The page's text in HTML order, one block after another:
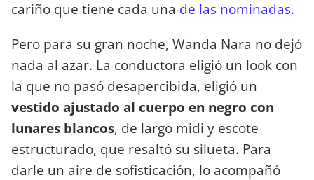
cariño que tiene cada una de las nominadas.
Pero para su gran noche, Wanda Nara no dejó
nada al azar. La conductora eligió un look con
la que no pasó desapercibida, eligió un
vestido ajustado al cuerpo en negro con
lunares blancos, de largo midi y escote
estructurado, que resaltó su silueta. Para
darle un aire de sofisticación, lo acompañó